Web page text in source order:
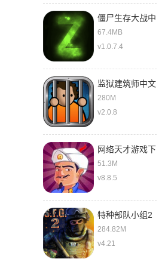
僵尸生存大战中
文版
67.4MB
v1.0.7.4
监狱建筑师中文
280M
v2.0.8
网络天才游戏下
载中文版
51.3M
v8.8.5
特种部队小组2
最新版
284.82M
v4.21